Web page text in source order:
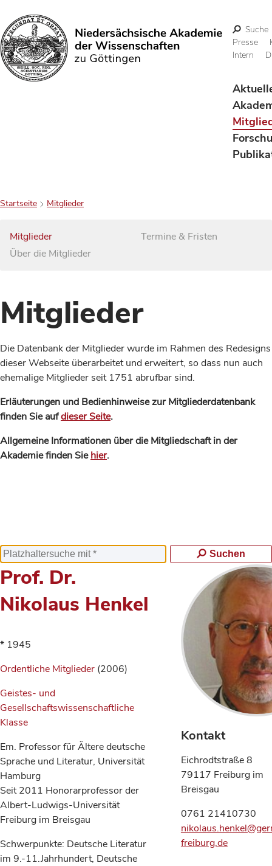
Suchen
Suche
Presse
Intern
Startseite Mitglieder
Mitglieder
Über die Mitglieder
Termine & Fristen
Mitglieder
Die Datenbank der Mitglieder wurde im Rahmen des Redesigns
dieser Webseite überarbeitet und erweitert, so dass nun auch
ehemalige Mitglieder seit 1751 abrufbar sind.
Erläuterungen und Bedienhinweise zur Mitgliederdatenbank
finden Sie aufdieser Seite.
Allgemeine Informationen über die Mitgliedschaft in der
Akademie finden Siehier.
Suchen
Prof. Dr.
Nikolaus Henkel
* 1945
Ordentliche Mitglieder (2006)
Geistes- und
Gesellschaftswissenschaftliche
Klasse
Em. Professor für Ältere deutsche
Sprache und Literatur, Universität
Hamburg
Seit 2011 Honorarprofessor der
Albert-Ludwigs-Universität
Freiburg im Breisgau
Schwerpunkte: Deutsche Literatur
im 9.-11.Jahrhundert, Deutsche
Kontakt
Eichrodtstraße 8
79117 Freiburg im
Breisgau
0761 21410730
freiburg.de